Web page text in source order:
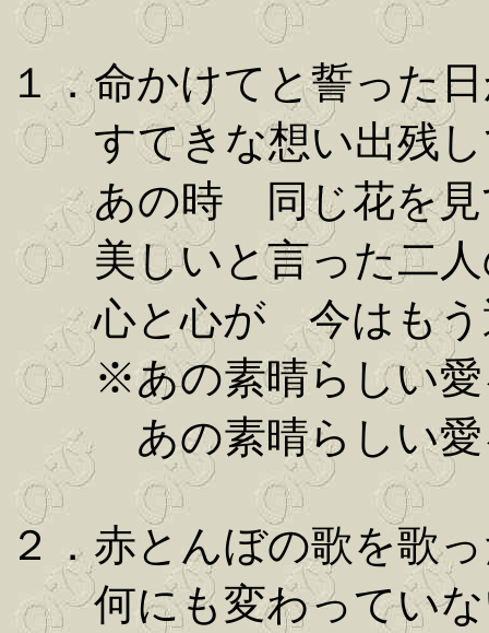
１．命かけてと誓った
すてきな想い出残し
あの時 同じ花を見
美しいと言った二人
心と心が 今はもう
※あの素晴らしい愛
あの素晴らしい愛
２．赤とんぼの歌を歌
何にも変わっていな